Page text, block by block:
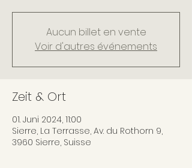
Aucun billet en vente
Voir d'autres événements
Zeit & Ort
01. Juni 2024, 11:00
Sierre, La Terrasse, Av. du Rothorn 9,
3960 Sierre, Suisse